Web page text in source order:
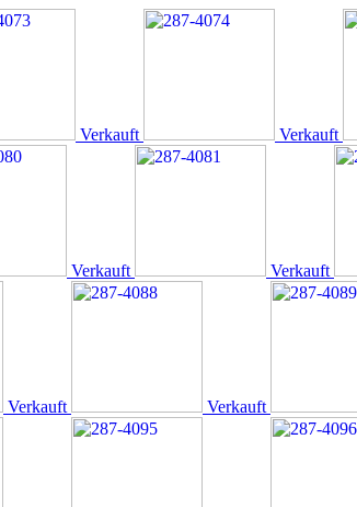
Verkauft Verkauft
Verkauft Verkauft
Verkauft Verkauft